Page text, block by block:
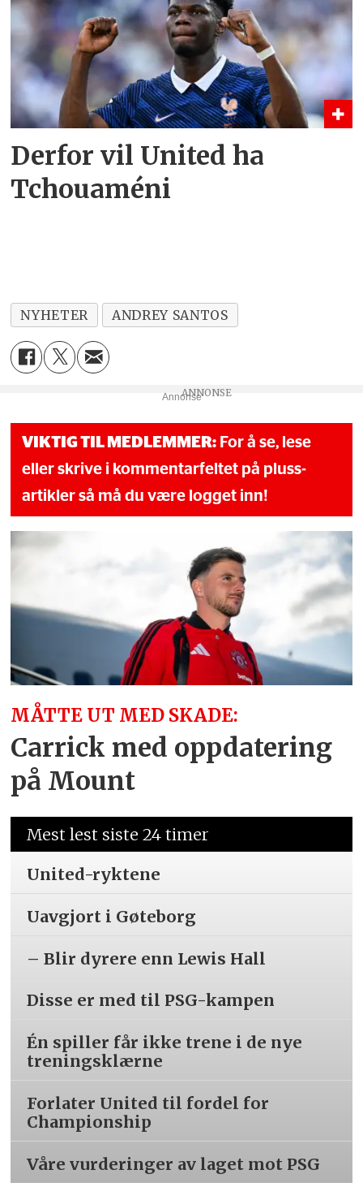
Derfor vil United ha
Tchouaméni
NYHETER ANDREY SANTOS
Annonse
VIKTIG TIL MEDLEMMER: For å se, lese
eller skrive i kommentarfeltet på pluss-
artikler så må du være logget inn!
MÅTTE UT MED SKADE:
Carrick med oppdatering
på Mount
Mest lest siste 24 timer
United-ryktene
Uavgjort i Gøteborg
– Blir dyrere enn Lewis Hall
Disse er med til PSG-kampen
Én spiller får ikke trene i de nye
treningsklærne
Forlater United til fordel for
Championship
Våre vurderinger av laget mot PSG